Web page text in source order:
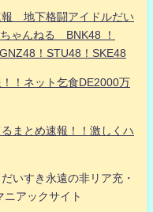
地下格闘アイドルだい
ゃんねる BNK48 ！
！STU48！SKE48
！ネット乞食DE2000万
まとめ速報！！激しくハ
いすき永遠の非リア充・
アックサイト